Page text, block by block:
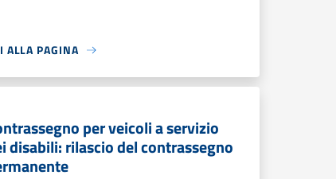
ALLA PAGINA
per veicoli a servizio
disabili: rilascio del contrassegno